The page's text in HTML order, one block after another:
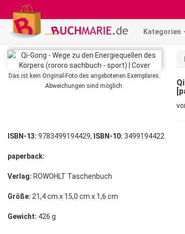
Kategorien
Das ist kein Original-Foto des angebotenen Exemplares.
Abweichungen sind möglich.
ISBN-13: 9783499194429, ISBN-10: 3499194422
paperback:
Verlag: ROWOHLT Taschenbuch
Größe: 21,4 cm x 15,0 cm x 1,6 cm
Gewicht: 426 g